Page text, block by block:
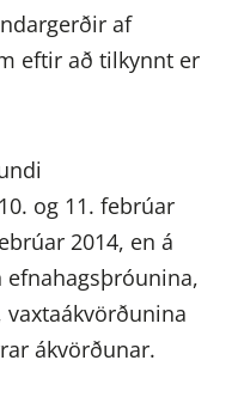
af
eftir að tilkynnt er
og 11. febrúar
2014, en á
ákvörðunar.